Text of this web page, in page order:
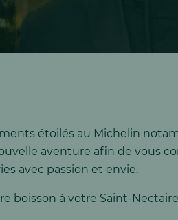
étoilés au Michelin
aventure afin de vous
avec passion et envie.
boisson à votre Saint-